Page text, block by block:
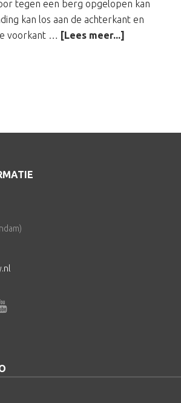
tegen een berg opgelopen kan
kan los aan de achterkant en
voorkant … [Lees meer...]